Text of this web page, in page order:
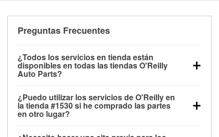
Preguntas Frecuentes
¿Todos los servicios en tienda están
disponibles en todas las tiendas O'Reilly
Auto Parts?
las pruebas de batería, pruebas de alternador y
motor de arranque, revisión de la luz “Check Engine”
con O'Reilly VeriScan® e instalación de
limpiaparabrisas o bombillas, están disponibles en
¿Puedo utilizar los servicios de O'Reilly en
la tienda #1530 si he comprado las partes
en otro lugar?